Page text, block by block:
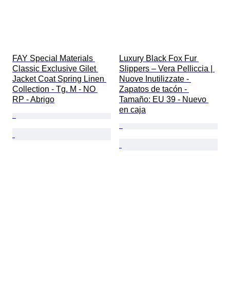
FAY Special Materials
Classic Exclusive Gilet
Jacket Coat Spring Linen
Collection - Tg. M - NO
RP - Abrigo
Luxury Black Fox Fur
Slippers – Vera Pelliccia |
Nuove Inutilizzate -
Zapatos de tacón -
Tamaño: EU 39 - Nuevo
en caja